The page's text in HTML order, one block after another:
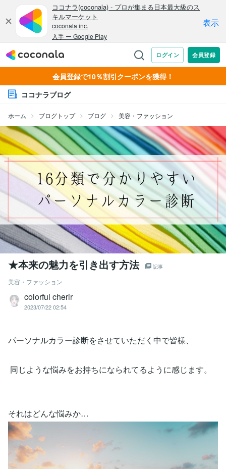
会員登録で10％割引クーポンを獲得！
ココナラブログ
ホーム ブログトップ ブログ 美容・ファッション
★本来の魅力を引き出す方法 記事
美容・ファッション
colorful cherir
2023/07/22 02:54
パーソナルカラー診断をさせていただく中で皆様、
同じような悩みをお持ちになられてるように感じます。
それはどんな悩みか…